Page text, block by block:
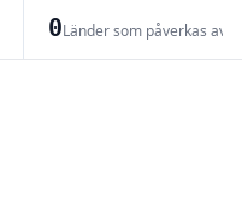
0Länder som påverkas av